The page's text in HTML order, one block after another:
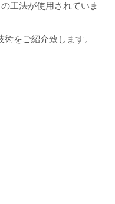
工法が使用されていま
をご紹介致します。